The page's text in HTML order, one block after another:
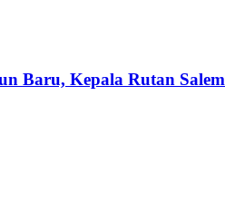
Baru, Kepala Rutan